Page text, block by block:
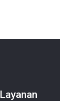
Layanan